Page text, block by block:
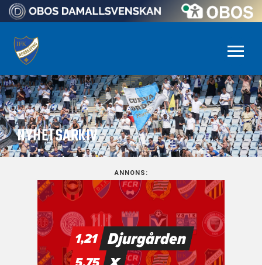
NYHETSARKIV
ANNONS: